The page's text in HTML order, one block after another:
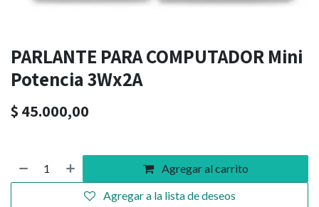
PARLANTE PARA COMPUTADOR Mini
Potencia 3Wx2A
$ 45.000,00
Agregar al carrito
Agregar a la lista de deseos